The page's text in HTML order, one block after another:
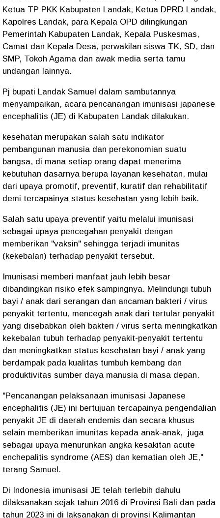
Ketua TP PKK Kabupaten Landak, Ketua DPRD Landak,
Kapolres Landak, para Kepala OPD dilingkungan
Pemerintah Kabupaten Landak, Kepala Puskesmas,
Camat dan Kepala Desa, perwakilan siswa TK, SD, dan
SMP, Tokoh Agama dan awak media serta tamu
undangan lainnya.
Pj bupati Landak Samuel dalam sambutannya
menyampaikan, acara pencanangan imunisasi japanese
encephalitis (JE) di Kabupaten Landak dilakukan.
kesehatan merupakan salah satu indikator
pembangunan manusia dan perekonomian suatu
bangsa, di mana setiap orang dapat menerima
kebutuhan dasarnya berupa layanan kesehatan, mulai
dari upaya promotif, preventif, kuratif dan rehabilitatif
demi tercapainya status kesehatan yang lebih baik.
Salah satu upaya preventif yaitu melalui imunisasi
sebagai upaya pencegahan penyakit dengan
memberikan "vaksin" sehingga terjadi imunitas
(kekebalan) terhadap penyakit tersebut.
Imunisasi memberi manfaat jauh lebih besar
dibandingkan risiko efek sampingnya. Melindungi tubuh
bayi / anak dari serangan dan ancaman bakteri / virus
penyakit tertentu, mencegah anak dari tertular penyakit
yang disebabkan oleh bakteri / virus serta meningkatkan
kekebalan tubuh terhadap penyakit-penyakit tertentu
dan meningkatkan status kesehatan bayi / anak yang
berdampak pada kualitas tumbuh kembang dan
produktivitas sumber daya manusia di masa depan.
"Pencanangan pelaksanaan imunisasi Japanese
encephalitis (JE) ini bertujuan tercapainya pengendalian
penyakit JE di daerah endemis dan secara khusus
selain memberikan imunitas kepada anak-anak, juga
sebagai upaya menurunkan angka kesakitan acute
enchepalitis syndrome (AES) dan kematian oleh JE,"
terang Samuel.
Di Indonesia imunisasi JE telah terlebih dahulu
dilaksanakan sejak tahun 2016 di Provinsi Bali dan pada
tahun 2023 ini di laksanakan di provinsi Kalimantan